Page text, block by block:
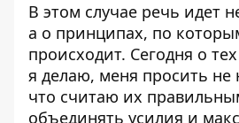
В этом случае речь идет
а о принципах, по
происходит. Сегодня о
я делаю, меня просить не
что считаю их
объединять усилия и